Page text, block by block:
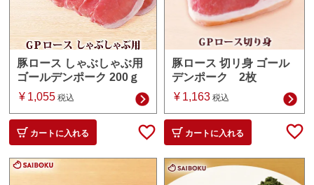
豚ロース しゃぶしゃぶ用
ゴールデンポーク 200ｇ
¥ 1,055 税込
カートに入れる
豚ロース 切リ身 ゴール
デンポーク 2枚
¥ 1,163 税込
カートに入れる